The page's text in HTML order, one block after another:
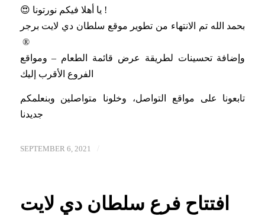
😍 يا أهلا فيكم نورتونا !
بحمد الله تم الانتهاء من تطوير موقع سلطان دي لايت برجر
® ‏
وإضافة تحسينات لطريقة عرض قائمة الطعام – ومواقع
الفروع الأقرب إليك
تابعونا على مواقع التواصل، وخلونا متواصلين وبنعلمكم
جديدنا
SEPTEMBER 6, 2021
افتتاح فرع سلطان دي لايت